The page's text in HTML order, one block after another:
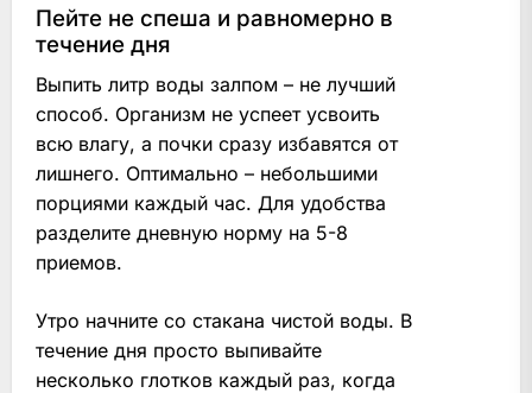
Пейте не спеша и равномерно в
течение дня
Выпить литр воды залпом – не лучший
способ. Организм не успеет усвоить
всю влагу, а почки сразу избавятся от
лишнего. Оптимально – небольшими
порциями каждый час. Для удобства
разделите дневную норму на 5-8
приемов.
Утро начните со стакана чистой воды. В
течение дня просто выпивайте
несколько глотков каждый раз, когда